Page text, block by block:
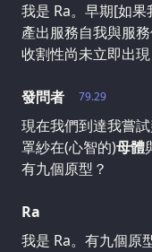
我是 Ra。早期[如
產出服務自我與服
收割性尚未立即出
79.29
發問者
現在我們到達我嘗
罩紗在(心智的)母體
有九個原型？
Ra
我是 Ra。有九個原